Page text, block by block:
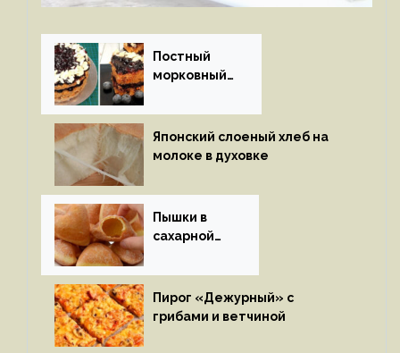
Постный
морковный
Японский слоеный хлеб на
молоке в духовке
Пышки в
сахарной
Пирог «Дежурный» с
грибами и ветчиной